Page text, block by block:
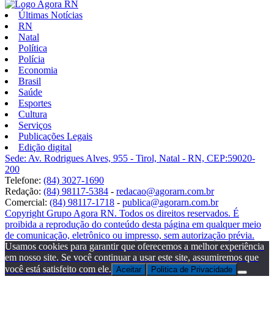
Últimas Notícias
RN
Natal
Política
Polícia
Economia
Brasil
Saúde
Esportes
Cultura
Serviços
Publicações Legais
Edição digital
Sede: Av. Rodrigues Alves, 955 - Tirol, Natal - RN, CEP:59020-
200
Telefone: (84) 3027-1690
Redação: (84) 98117-5384 - redacao@agorarn.com.br
Comercial: (84) 98117-1718 - publica@agorarn.com.br
Copyright Grupo Agora RN. Todos os direitos reservados. É
proibida a reprodução do conteúdo desta página em qualquer meio
de comunicação, eletrônico ou impresso, sem autorização prévia.
Usamos cookies para garantir que oferecemos a melhor experiência
em nosso site. Se você continuar a usar este site, assumiremos que
você está satisfeito com ele. Aceitar Politica de Privacidade